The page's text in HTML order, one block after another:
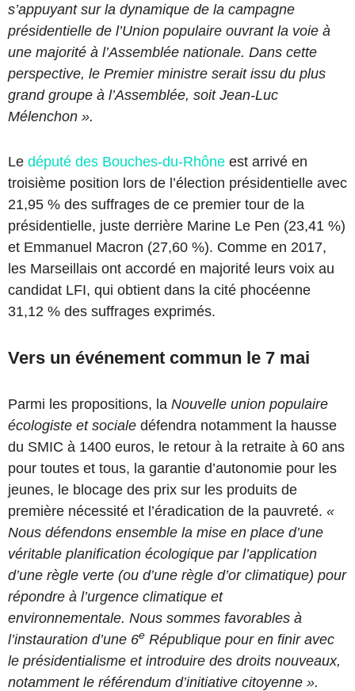
s’appuyant sur la dynamique de la campagne
présidentielle de l’Union populaire ouvrant la voie à
une majorité à l’Assemblée nationale. Dans cette
perspective, le Premier ministre serait issu du plus
grand groupe à l’Assemblée, soit Jean-Luc
Mélenchon ».
Le député des Bouches-du-Rhône est arrivé en
troisième position lors de l’élection présidentielle avec
21,95 % des suffrages de ce premier tour de la
présidentielle, juste derrière Marine Le Pen (23,41 %)
et Emmanuel Macron (27,60 %). Comme en 2017,
les Marseillais ont accordé en majorité leurs voix au
candidat LFI, qui obtient dans la cité phocéenne
31,12 % des suffrages exprimés.
Vers un événement commun le 7 mai
Parmi les propositions, la Nouvelle union populaire
écologiste et sociale défendra notamment la hausse
du SMIC à 1400 euros, le retour à la retraite à 60 ans
pour toutes et tous, la garantie d’autonomie pour les
jeunes, le blocage des prix sur les produits de
première nécessité et l’éradication de la pauvreté. «
Nous défendons ensemble la mise en place d’une
véritable planification écologique par l’application
d’une règle verte (ou d’une règle d’or climatique) pour
répondre à l’urgence climatique et
environnementale. Nous sommes favorables à
l’instauration d’une 6e République pour en finir avec
le présidentialisme et introduire des droits nouveaux,
notamment le référendum d’initiative citoyenne ».